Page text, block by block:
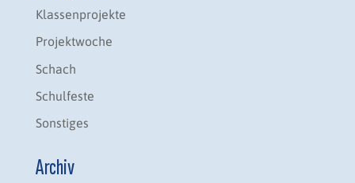
Klassenprojekte
Projektwoche
Schach
Schulfeste
Sonstiges
Archiv